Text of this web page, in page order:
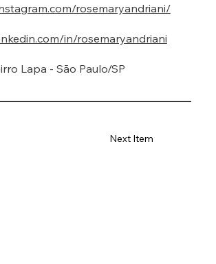
rosemaryandriani/
in/rosemaryandriani
Lapa - São Paulo/SP
Next Item